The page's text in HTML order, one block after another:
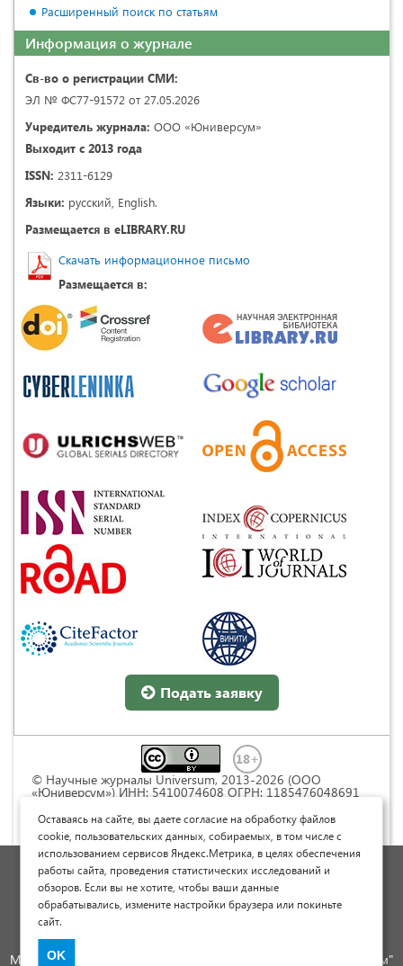
Расширенный поиск по статьям
Информация о журнале
Св-во о регистрации СМИ:
ЭЛ № ФС77-91572 от 27.05.2026
Учредитель журнала: ООО «Юниверсум»
Выходит с 2013 года
ISSN: 2311-6129
Языки: русский, English.
Размещается в eLIBRARY.RU
Скачать информационное письмо
Размещается в:
Подать заявку
© Научные журналы Universum, 2013-2026 (ООО
«Юниверсум») ИНН: 5410074608 ОГРН: 1185476048691
Commons « Attribution» («Атрибуция») 4.0
Непортированная
Политика обработки персональных данных
Договор оферты
Опубликовать научную статью
Международный научно-исследовательский журнал "Юниверсум"
Оставаясь на сайте, вы даете согласие на обработку файлов
cookie, пользовательских данных, собираемых, в том числе с
использованием сервисов Яндекс.Метрика, в целях обеспечения
работы сайта, проведения статистических исследований и
обзоров. Если вы не хотите, чтобы ваши данные
обрабатывались, измените настройки браузера или покиньте
сайт.
OK